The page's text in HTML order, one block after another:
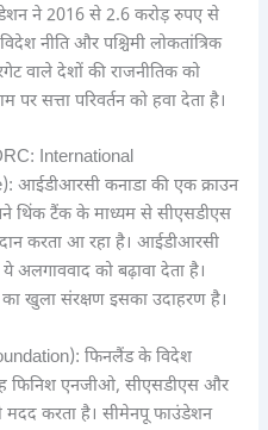
ने 2016 से 2.6 करोड़ रुपए से
नीति और पश्चिमी लोकतांत्रिक
वाले देशों की राजनीतिक को
सत्ता परिवर्तन को हवा देता है।
International
आईडीआरसी कनाडा की एक क्राउन
थिंक टैंक के माध्यम से सीएसडीएस
करता आ रहा है। आईडीआरसी
अलगाववाद को बढ़ावा देता है।
का खुला संरक्षण इसका उदाहरण है।
फिनलैंड के विदेश
फिनिश एनजीओ, सीएसडीएस और
मदद करता है। सीमेनपू फाउंडेशन